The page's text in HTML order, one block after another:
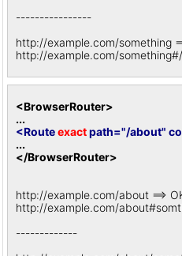
----------------
http://example.com/something
http://example.com/
<BrowserRouter>
...
<Routeexactpath="/about"
...
</BrowserRouter>
http://example.com/about ==>
http://example.com/
-------------